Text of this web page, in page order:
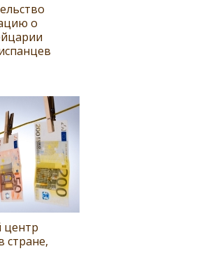
о
центр
стране,